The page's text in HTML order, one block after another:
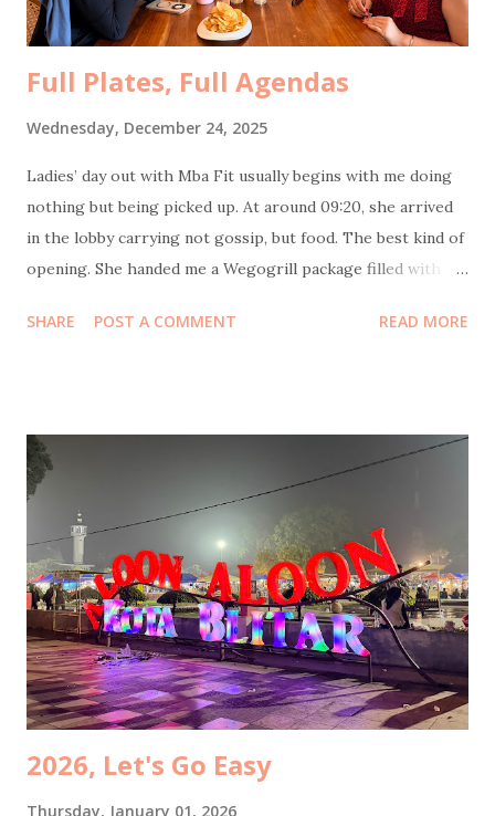
Full Plates, Full Agendas
Wednesday, December 24, 2025
Ladies’ day out with Mba Fit usually begins with me doing
nothing but being picked up. At around 09:20, she arrived
in the lobby carrying not gossip, but food. The best kind of
opening. She handed me a Wegogrill package filled with
chicken—no flour, no sugar, no MSG, no eggs, no milk.
creambath and manicure. Unfortunately, this time my
experience was not as good as the usual. The massage
lacked soul, the blowout lacked commitment, and the final
result lacked longevity. By the time I stepped outside, my
hair had already given up on life. Better remember the
good therapist's name next time! After that, hunger took
over, as it always does. We headed confidently to Ramu Saji
by Ashoka , our usual safe space. Only to be greeted by a
sign that said Tutup. Closed. So we pivoted, li...
SHARE POST A COMMENT READ MORE
2026, Let's Go Easy
Thursday, January 01, 2026